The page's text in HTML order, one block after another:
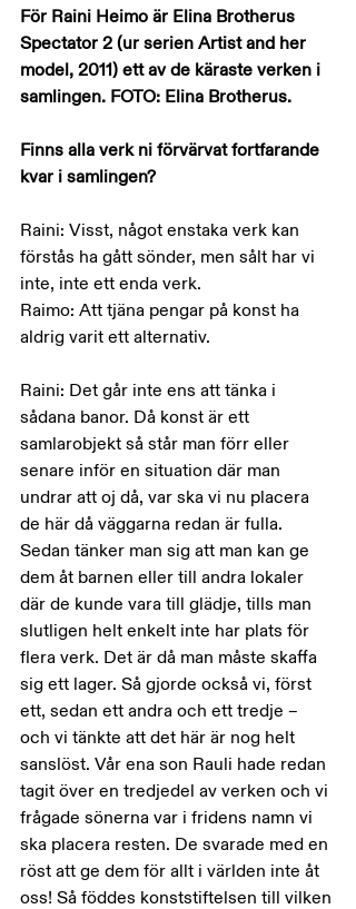
För Raini Heimo är Elina Brotherus
Spectator 2 (ur serien Artist and her
model, 2011) ett av de käraste verken i
samlingen. FOTO: Elina Brotherus.
Finns alla verk ni förvärvat fortfarande
kvar i samlingen?
Raini: Visst, något enstaka verk kan
förstås ha gått sönder, men sålt har vi
inte, inte ett enda verk.
Raimo: Att tjäna pengar på konst ha
aldrig varit ett alternativ.
Raini: Det går inte ens att tänka i
sådana banor. Då konst är ett
samlarobjekt så står man förr eller
senare inför en situation där man
undrar att oj då, var ska vi nu placera
de här då väggarna redan är fulla.
Sedan tänker man sig att man kan ge
dem åt barnen eller till andra lokaler
där de kunde vara till glädje, tills man
slutligen helt enkelt inte har plats för
flera verk. Det är då man måste skaffa
sig ett lager. Så gjorde också vi, först
ett, sedan ett andra och ett tredje –
och vi tänkte att det här är nog helt
sanslöst. Vår ena son Rauli hade redan
tagit över en tredjedel av verken och vi
frågade sönerna var i fridens namn vi
ska placera resten. De svarade med en
röst att ge dem för allt i världen inte åt
oss! Så föddes konststiftelsen till vilken